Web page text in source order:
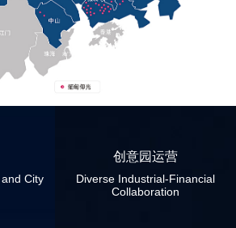
City
创意园运营
Diverse Industrial-Financial
Collaboration